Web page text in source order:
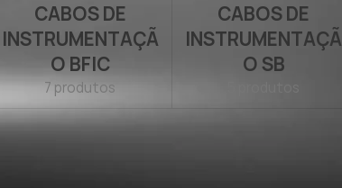
CABOS DE
INSTRUMENTAÇÃ
O BFIC
7 produtos
CABOS DE
INSTRUMENTAÇÃ
O SB
ACADEMIA DO